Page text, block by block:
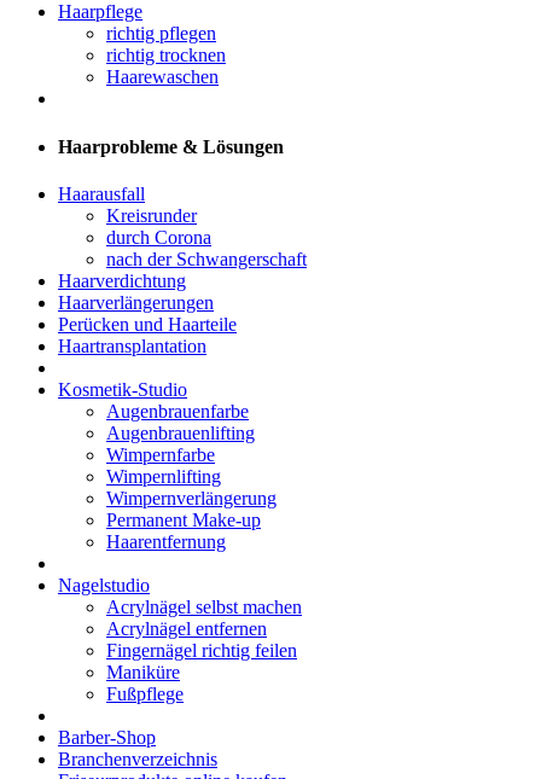
Haarpflege
richtig pflegen
richtig trocknen
Haarewaschen
Haarprobleme & Lösungen
Haarausfall
Kreisrunder
durch Corona
nach der Schwangerschaft
Haarverdichtung
Haarverlängerungen
Perücken und Haarteile
Haartransplantation
Kosmetik-Studio
Augenbrauenfarbe
Augenbrauenlifting
Wimpernfarbe
Wimpernlifting
Wimpernverlängerung
Permanent Make-up
Haarentfernung
Nagelstudio
Acrylnägel selbst machen
Acrylnägel entfernen
Fingernägel richtig feilen
Maniküre
Fußpflege
Barber-Shop
Branchenverzeichnis